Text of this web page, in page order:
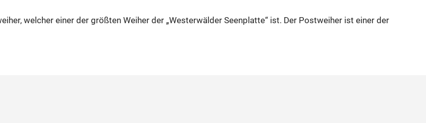
welcher einer der größten Weiher der „Westerwälder Seenplatte“ ist. Der Postweiher ist einer der